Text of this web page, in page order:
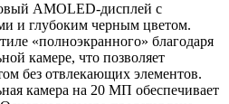
AMOLED-дисплей с
и глубоким черным цветом.
«полноэкранного» благодаря
камере, что позволяет
без отвлекающих элементов.
камера на 20 МП обеспечивает